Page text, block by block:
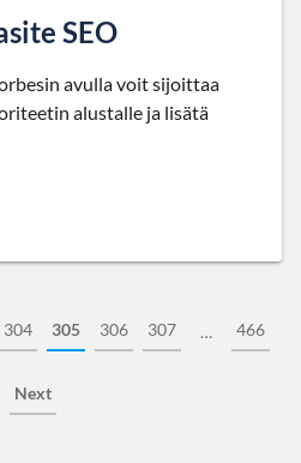
SEO
avulla voit sijoittaa
alustalle ja lisätä
304 305 306 307 … 466
Next